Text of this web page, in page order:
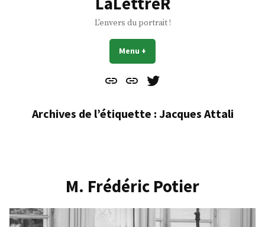
L'envers du portrait !
Menu +
Contact
À
Mes
Archives de l’étiquette : Jacques Attali
M. Frédéric Potier